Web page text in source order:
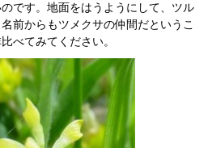
です。地面をはうようにして、ツル
前からもツメクサの仲間だというこ
べてみてください。